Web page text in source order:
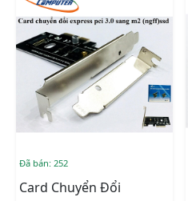
Đã bán: 252
Card Chuyển Đổi